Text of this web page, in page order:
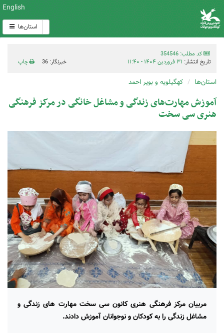
English
استان‌ها
کد مطلب: 354546
تاریخ انتشار: ۳۱ فروردین ۱۴۰۴ - ۱۱:۴۰ خبرنگار: 36 چاپ
استان‌ها کهگیلویه و بویر احمد
آموزش مهارت‌های زندگی و مشاغل خانگی در مرکز فرهنگی
هنری سی سخت
مربیان مرکز فرهنگی هنری کانون سی سخت مهارت های زندگی و
مشاغل زندگی را به کودکان و نوجوانان آموزش دادند.